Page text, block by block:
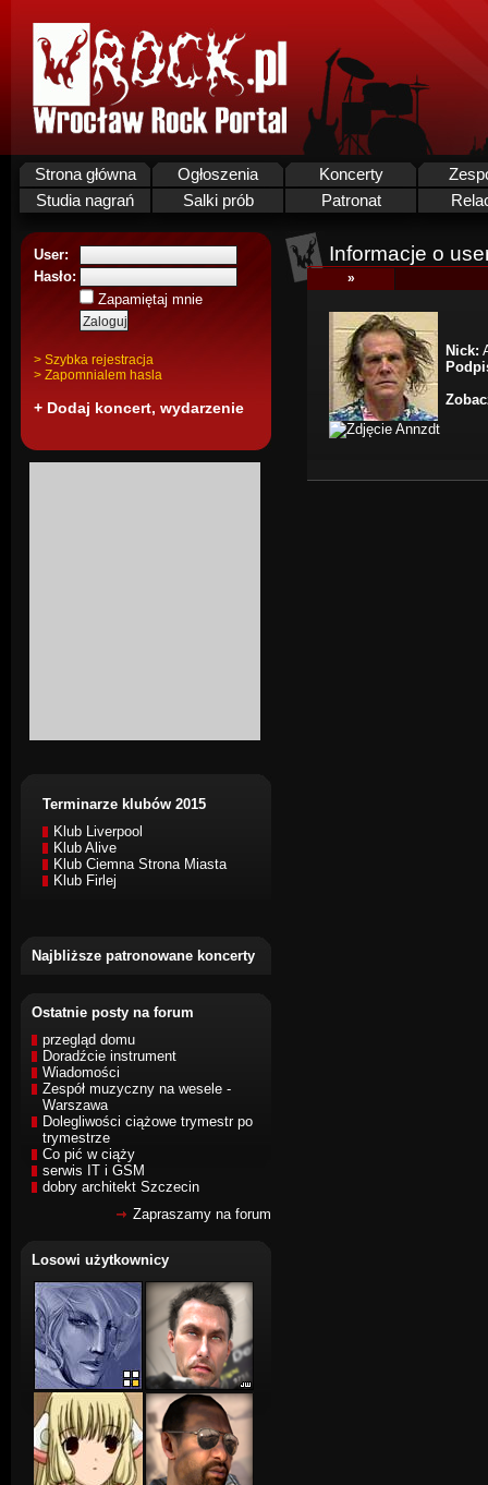
Strona główna Ogłoszenia Koncerty
Studia nagrań
Salki prób Patronat
User:
Hasło:
Zapamiętaj mnie
> Szybka rejestracja
> Zapomnialem hasla
+ Dodaj koncert, wydarzenie
Terminarze klubów 2015
Klub Liverpool
Klub Alive
Klub Ciemna Strona Miasta
Klub Firlej
Najbliższe patronowane koncerty
Ostatnie posty na forum
przegląd domu
Doradźcie instrument
Wiadomości
Zespół muzyczny na wesele -
Warszawa
Dolegliwości ciążowe trymestr po
trymestrze
Co pić w ciąży
serwis IT i GSM
dobry architekt Szczecin
Zapraszamy na forum
Losowi użytkownicy
Informacje o
»
Nick: